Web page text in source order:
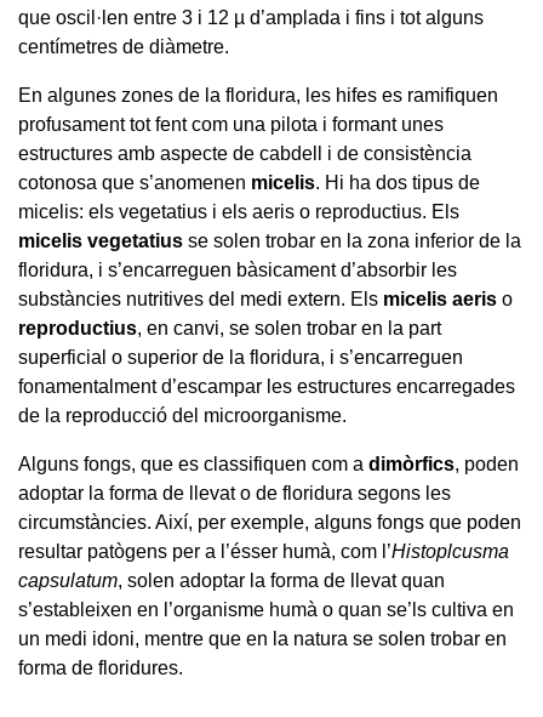
que oscil·len entre 3 i 12 µ d’amplada i fins i tot alguns
centímetres de diàmetre.
En algunes zones de la floridura, les hifes es ramifiquen
profusament tot fent com una pilota i formant unes
estructures amb aspecte de cabdell i de consistència
cotonosa que s’anomenen micelis. Hi ha dos tipus de
micelis: els vegetatius i els aeris o reproductius. Els
micelis vegetatius se solen trobar en la zona inferior de la
floridura, i s’encarreguen bàsicament d’absorbir les
substàncies nutritives del medi extern. Els micelis aeris o
reproductius, en canvi, se solen trobar en la part
superficial o superior de la floridura, i s’encarreguen
fonamentalment d’escampar les estructures encarregades
de la reproducció del microorganisme.
Alguns fongs, que es classifiquen com a dimòrfics, poden
adoptar la forma de llevat o de floridura segons les
circumstàncies. Així, per exemple, alguns fongs que poden
resultar patògens per a l’ésser humà, com l’Histoplcusma
capsulatum, solen adoptar la forma de llevat quan
s’estableixen en l’organisme humà o quan se’ls cultiva en
un medi idoni, mentre que en la natura se solen trobar en
forma de floridures.